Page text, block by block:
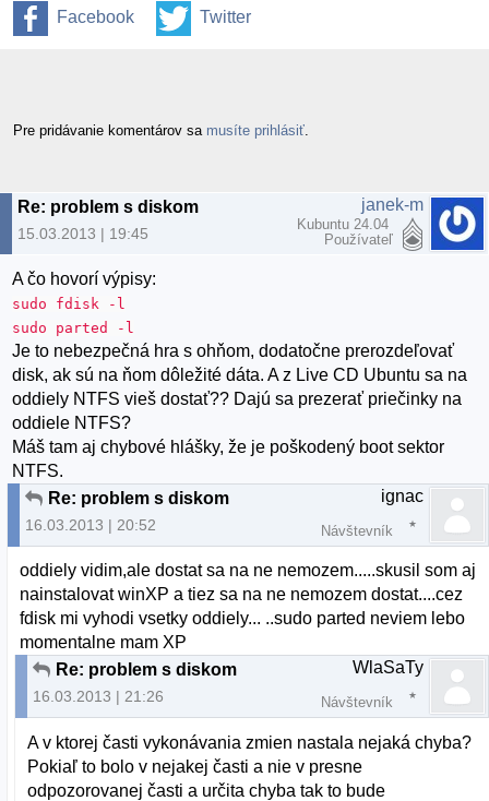
Facebook Twitter
Pre pridávanie komentárov sa musíte prihlásiť
Re: problem s diskom
15.03.2013 | 19:45
janek-m
Kubuntu 24.04
Používateľ
A čo hovorí výpisy:
sudo fdisk -l
sudo parted -l
Je to nebezpečná hra s ohňom, dodatočne prerozdeľovať
disk, ak sú na ňom dôležité dáta. A z Live CD Ubuntu sa na
oddiely NTFS vieš dostať?? Dajú sa prezerať priečinky na
oddiele NTFS?
Máš tam aj chybové hlášky, že je poškodený boot sektor
NTFS.
Re: problem s diskom
16.03.2013 | 20:52
ignac
Návštevník
oddiely vidim,ale dostat sa na ne nemozem.....skusil som aj
nainstalovat winXP a tiez sa na ne nemozem dostat....cez
fdisk mi vyhodi vsetky oddiely... ..sudo parted neviem lebo
momentalne mam XP
Re: problem s diskom
16.03.2013 | 21:26
WlaSaTy
Návštevník
A v ktorej časti vykonávania zmien nastala nejaká chyba?
Pokiaľ to bolo v nejakej časti a nie v presne
odpozorovanej časti a určita chyba tak to bude